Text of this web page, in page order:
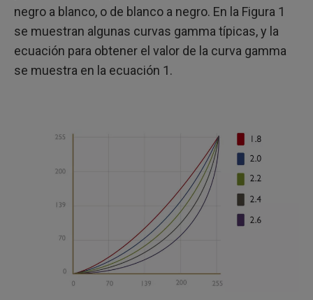
negro a blanco, o de blanco a negro. En la Figura 1
se muestran algunas curvas gamma típicas, y la
ecuación para obtener el valor de la curva gamma
se muestra en la ecuación 1.